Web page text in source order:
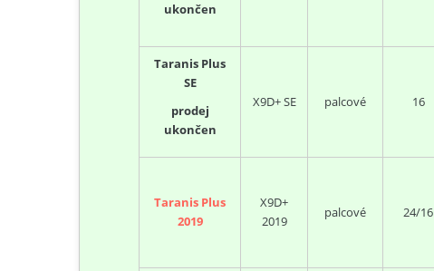
ukončen
Taranis Plus
SE
prodej
ukončen
X9D+ SE palcové 16
Taranis Plus
2019
X9D+
2019
palcové 24/16